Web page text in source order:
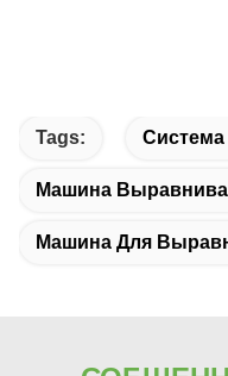
Tags:
Машина
Машина Для